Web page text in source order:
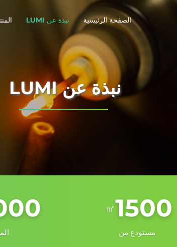
الصفحة الرئيسية نبذة عن LUMI
نبذة عن LUMI
1500
㎡
مستودع من